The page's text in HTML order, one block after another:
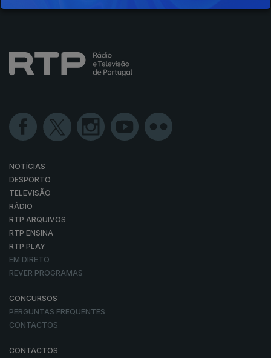
NOTÍCIAS
DESPORTO
TELEVISÃO
RÁDIO
RTP ARQUIVOS
RTP ENSINA
RTP PLAY
EM DIRETO
REVER PROGRAMAS
CONCURSOS
PERGUNTAS FREQUENTES
CONTACTOS
CONTACTOS